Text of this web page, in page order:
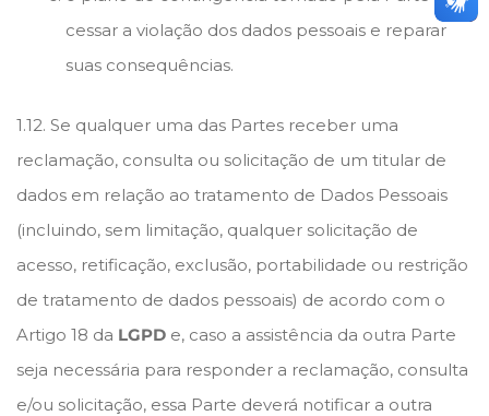
cessar a violação dos dados pessoais e reparar
suas consequências.
1.12. Se qualquer uma das Partes receber uma
reclamação, consulta ou solicitação de um titular de
dados em relação ao tratamento de Dados Pessoais
(incluindo, sem limitação, qualquer solicitação de
acesso, retificação, exclusão, portabilidade ou restrição
de tratamento de dados pessoais) de acordo com o
Artigo 18 da LGPD e, caso a assistência da outra Parte
seja necessária para responder a reclamação, consulta
e/ou solicitação, essa Parte deverá notificar a outra